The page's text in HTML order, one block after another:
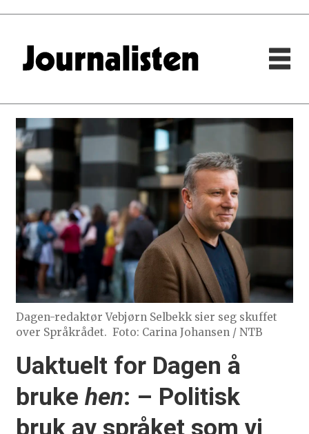
Dagen-redaktør Vebjørn Selbekk sier seg skuffet
over Språkrådet. Foto: Carina Johansen / NTB
Uaktuelt for Dagen å
bruke hen: – Politisk
bruk av språket som vi